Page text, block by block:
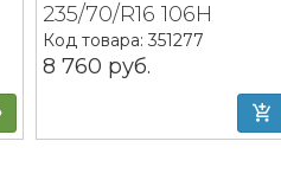
235/70/R16 106H
Код товара: 351277
8 760 руб.